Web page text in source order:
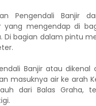
Pengendali Banjir
yang mengendap di
bagian dalam pintu
Banjir atau
masuknya air ke arah
dari Balas Graha,